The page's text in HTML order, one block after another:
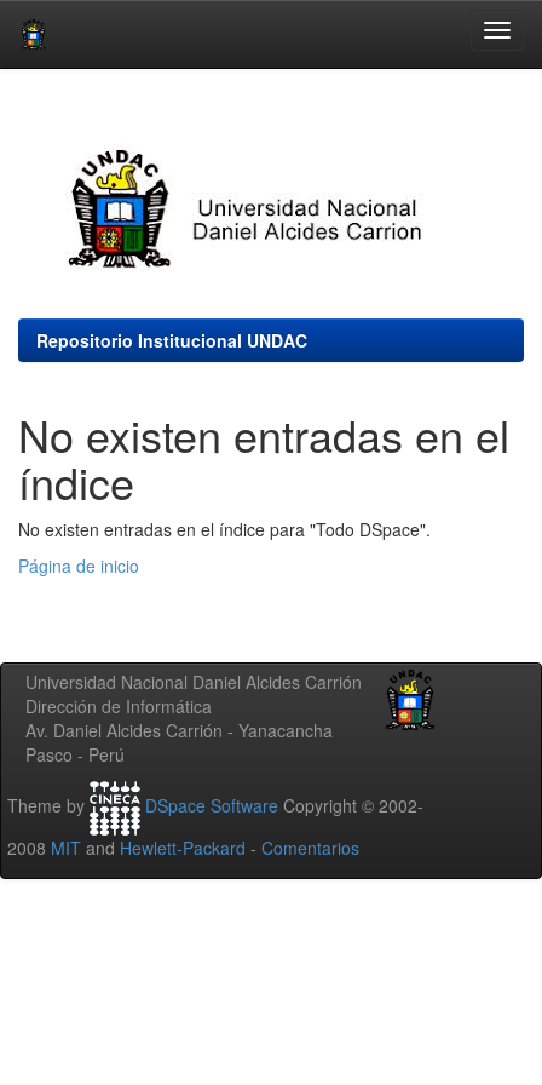
Repositorio Institucional UNDAC
No existen entradas en el
índice
No existen entradas en el índice para "Todo DSpace".
Página de inicio
Universidad Nacional Daniel Alcides Carrión
Dirección de Informática
Av. Daniel Alcides Carrión - Yanacancha
Pasco - Perú
Theme by DSpace Software Copyright © 2002-
2008 MIT and Hewlett-Packard - Comentarios